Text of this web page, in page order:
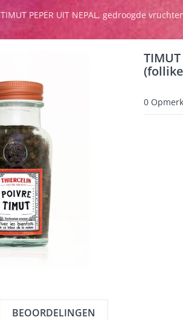
TIMUT PEPER UIT NEPAL, gedroogde
0
BEOORDELINGEN